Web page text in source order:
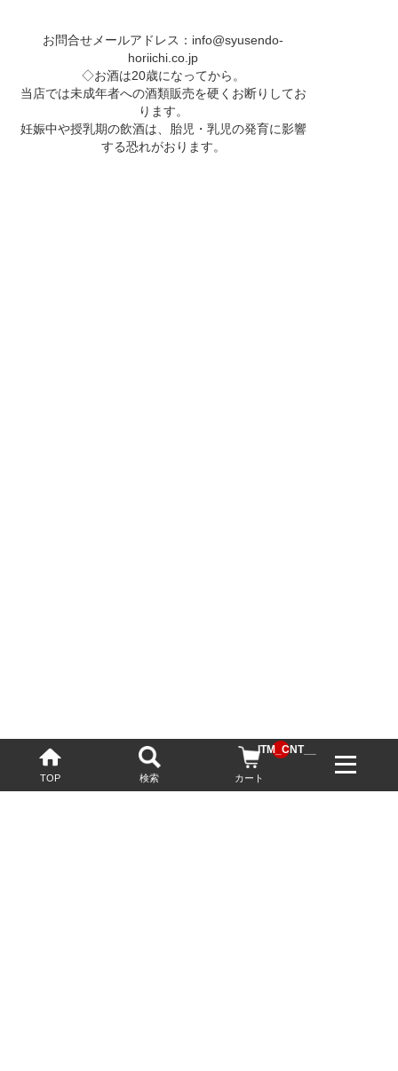
TOP 検索 カート
__ITM_CNT__
お問合せメールアドレス： info@syusendo-
horiichi.co.jp
◇お酒は20歳になってから。
当店では未成年者への酒類販売を硬くお断りしてお
ります。
妊娠中や授乳期の飲酒は、胎児・乳児の発育に影響
する恐れがおります。